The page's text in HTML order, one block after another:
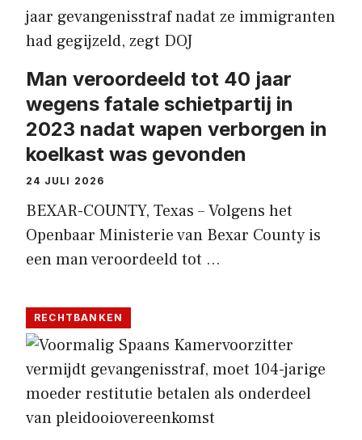
Man veroordeeld tot 40 jaar
wegens fatale schietpartij in
2023 nadat wapen verborgen in
koelkast was gevonden
24 JULI 2026
BEXAR-COUNTY, Texas – Volgens het
Openbaar Ministerie van Bexar County is
een man veroordeeld tot …
RECHTBANKEN